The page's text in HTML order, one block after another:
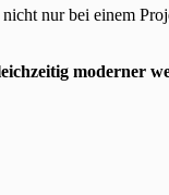
nur bei einem
moderner